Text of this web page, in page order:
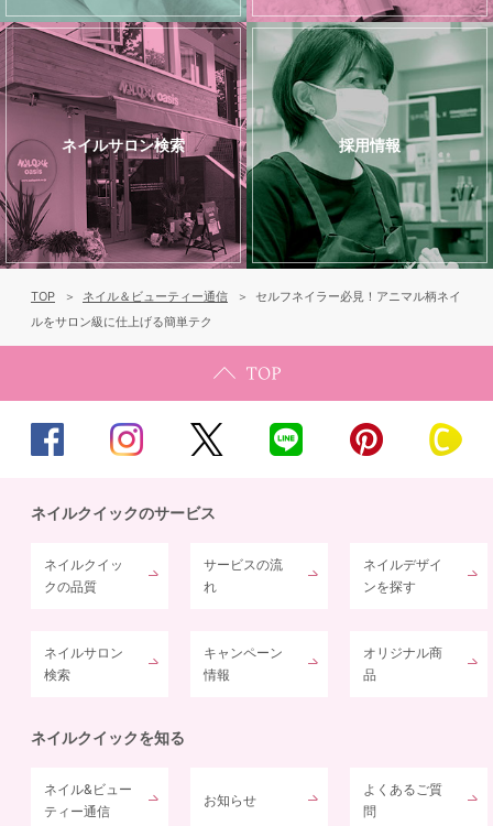
ネイルサロン検索 採用情報
TOP ネイル＆ビューティー通信
セルフネイラー必見！アニマル柄ネイ
ルをサロン級に仕上げる簡単テク
ネイルクイックのサービス
ネイルクイッ
クの品質
サービスの流
れ
ネイルデザイ
ンを探す
ネイルサロン
検索
キャンペーン
情報
オリジナル商
品
ネイルクイックを知る
ネイル&ビュー
ティー通信
お知らせ
よくあるご質
問